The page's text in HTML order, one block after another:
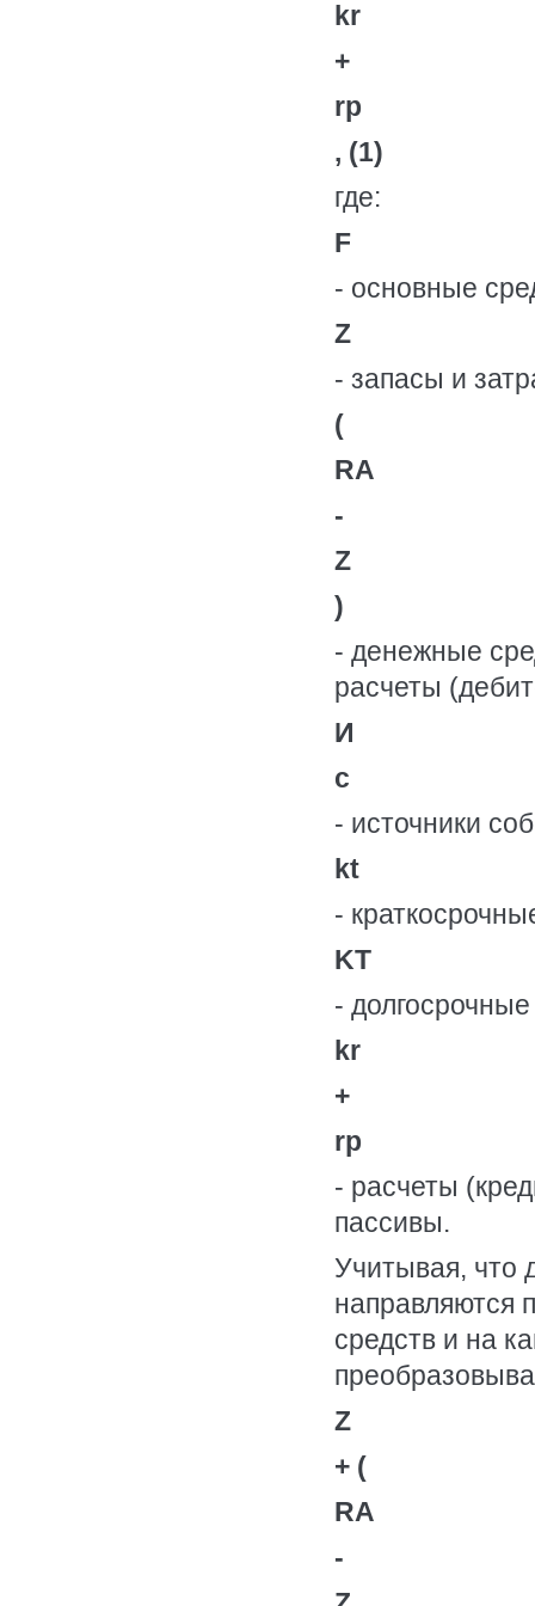
kr
+
rp
, (1)
где:
F
- основные
Z
- запасы и
(
RA
-
Z
)
- денежные
расчеты
И
c
- источники
kt
-
KT
-
kr
+
rp
- расчеты
пассивы.
Учитывая, что
направляются
средств и на
Z
+ (
RA
-